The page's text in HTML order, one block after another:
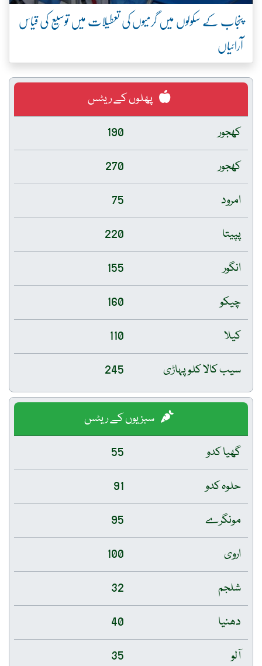
پنجاب کے سکولوں میں گرمیوں کی تعطیلات میں توسیع کی قیاس
آرائیاں
پھلوں کے ریٹس
کھجور
190
کھجور
270
امرود
75
پپیتا
220
انگور
155
چیکو
160
کیلا
110
سیب کالا کلو پہاڑی
245
سبزیوں کے ریٹس
گھیا کدو
55
حلوہ کدو
91
مونگرے
95
اروی
100
شلجم
32
دھنیا
40
آلو
35